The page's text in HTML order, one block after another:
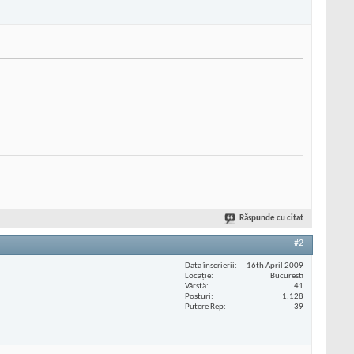
Răspunde cu citat
#2
Data înscrierii
16th April 2009
Locaţie
Bucuresti
Vârstă
41
Posturi
1.128
Putere Rep
39